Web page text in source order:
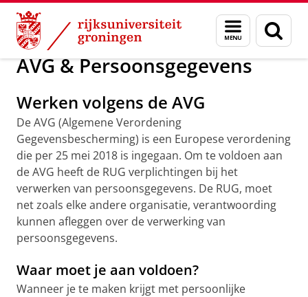
Skip
Content
Skip
Navigation
Menu
en
zoeken
Over ons Verwerkingenregister RUG
AVG & Persoonsgegevens
Werken volgens de AVG
De AVG (Algemene Verordening
Gegevensbescherming) is een Europese verordening
die per 25 mei 2018 is ingegaan. Om te voldoen aan
de AVG heeft de RUG verplichtingen bij het
verwerken van persoonsgegevens. De RUG, moet
net zoals elke andere organisatie, verantwoording
kunnen afleggen over de verwerking van
persoonsgegevens.
Waar moet je aan voldoen?
Wanneer je te maken krijgt met persoonlijke